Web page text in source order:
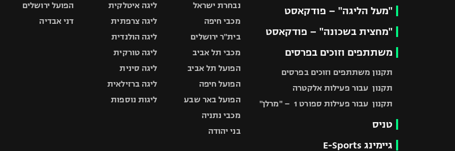
"מעל הליגה" – פודקאסט
"מחצית בשכונה" – פודקאסט
משתתפים וזוכים בפרסים
תקנון משתתפים וזוכים בפרסים
תקנון עבור פעילות אלקטרה
תקנון עבור פעילות ספורט 1 – "מרלן"
טניס
גיימינג E-Sports
נבחרת ישראל
מכבי חיפה
בית"ר ירושלים
מכבי תל אביב
הפועל תל אביב
הפועל חיפה
הפועל באר שבע
מכבי נתניה
בני יהודה
ליגה איטלקית
ליגה צרפתית
ליגה הולנדית
ליגה טורקית
ליגה סינית
ליגה ברזילאית
ליגות נוספות
הפועל ירושלים
דני אבדיה